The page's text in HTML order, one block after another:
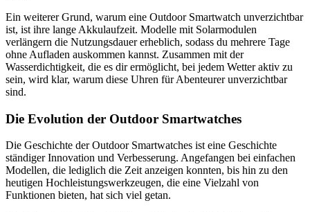
Ein weiterer Grund, warum eine Outdoor Smartwatch unverzichtbar
ist, ist ihre lange Akkulaufzeit. Modelle mit Solarmodulen
verlängern die Nutzungsdauer erheblich, sodass du mehrere Tage
ohne Aufladen auskommen kannst. Zusammen mit der
Wasserdichtigkeit, die es dir ermöglicht, bei jedem Wetter aktiv zu
sein, wird klar, warum diese Uhren für Abenteurer unverzichtbar
sind.
Die Evolution der Outdoor Smartwatches
Die Geschichte der Outdoor Smartwatches ist eine Geschichte
ständiger Innovation und Verbesserung. Angefangen bei einfachen
Modellen, die lediglich die Zeit anzeigen konnten, bis hin zu den
heutigen Hochleistungswerkzeugen, die eine Vielzahl von
Funktionen bieten, hat sich viel getan.